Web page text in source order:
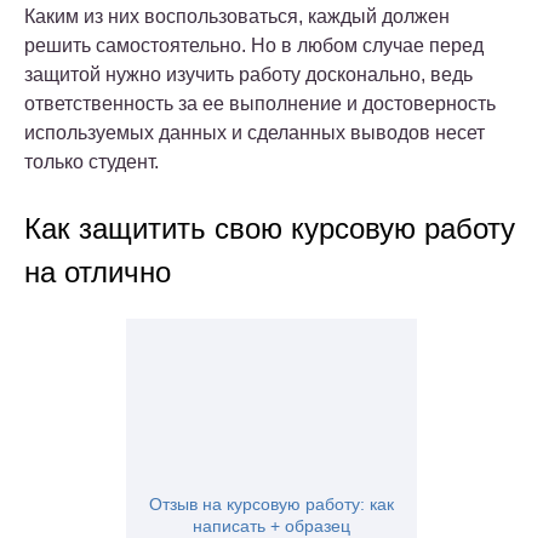
Каким из них воспользоваться, каждый должен
решить самостоятельно. Но в любом случае перед
защитой нужно изучить работу досконально, ведь
ответственность за ее выполнение и достоверность
используемых данных и сделанных выводов несет
только студент.
Как защитить свою курсовую работу
на отлично
Отзыв на курсовую работу: как
написать + образец